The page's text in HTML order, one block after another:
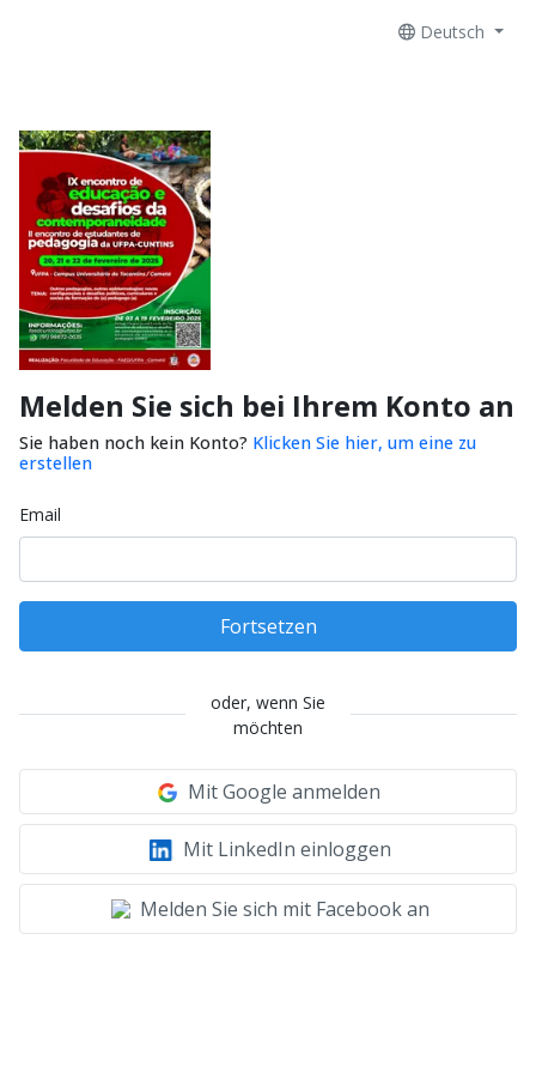
Deutsch
Melden Sie sich bei Ihrem Konto an
Sie haben noch kein Konto? Klicken Sie hier, um eine zu
erstellen
Email
Fortsetzen
oder, wenn Sie
möchten
Mit Google anmelden
Mit LinkedIn einloggen
Melden Sie sich mit Facebook an